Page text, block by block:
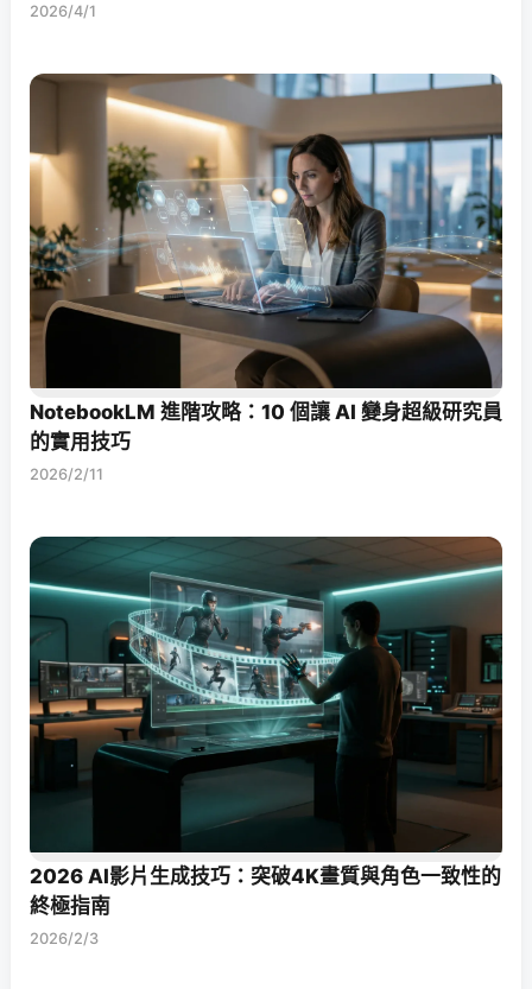
2026/4/1
NotebookLM 進階攻略：10 個讓 AI 變身超級研究員
的實用技巧
2026/2/11
2026 AI影片生成技巧：突破4K畫質與角色一致性的
終極指南
2026/2/3